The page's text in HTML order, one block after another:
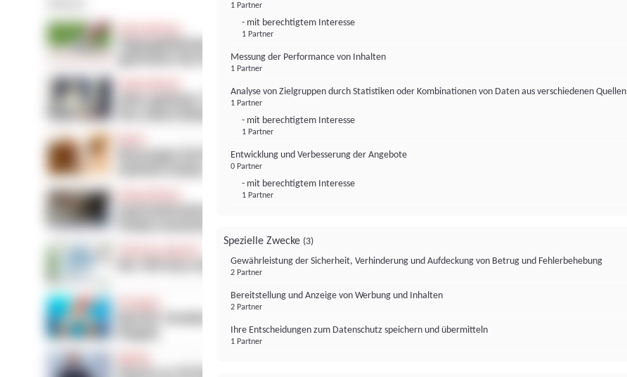
1 Partner
- mit berechtigtem Interesse
1 Partner
Messung der Performance von Inhalten
1 Partner
Analyse von Zielgruppen durch Statistiken oder Kombinationen von Daten aus verschiedenen Quellen
1 Partner
- mit berechtigtem Interesse
1 Partner
Entwicklung und Verbesserung der Angebote
0 Partner
- mit berechtigtem Interesse
1 Partner
Spezielle Zwecke (3)
Gewährleistung der Sicherheit, Verhinderung und Aufdeckung von Betrug und Fehlerbehebung
2 Partner
Bereitstellung und Anzeige von Werbung und Inhalten
2 Partner
Ihre Entscheidungen zum Datenschutz speichern und übermitteln
1 Partner